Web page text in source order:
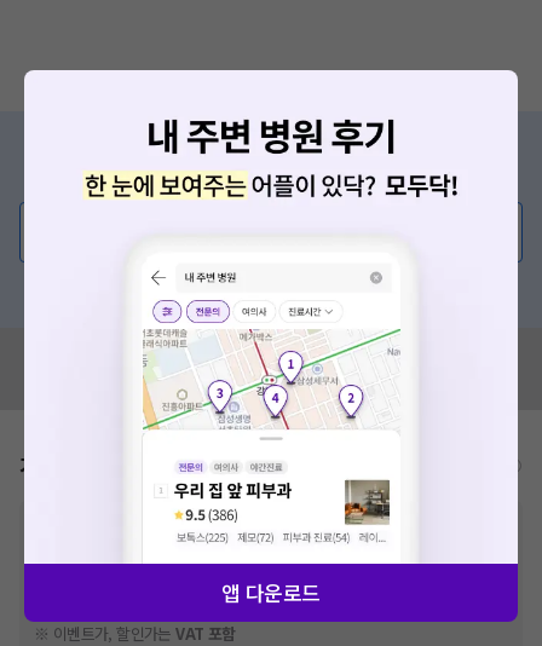
증상/치료, 궁금한 점이 있나요?
의사가 직접 답해드려요!
혹은, 의료상담 서비스에 다양한 게시글 보러가기
혹시 잘못된 병원정보가 있나요?
모두닥 팀에 알려주세요!
가격표
비급여 항목의 경우,추가비용 등으로 실제 가격과 상이할 수 있으니, 정확
한 가격은 해당 의료기관에 직접 문의해주세요.
※급여 항목의 경우,건강보험심사평가원에 고지되어 있는 급여 진료 기준 가
격입니다. (진료와 연관된 복합적인 비용이 추가되어, 병원마다 금액이 다르게
산정될 수 있는 점 참고 바랍니다.)
※ 이벤트가, 할인가는VAT 포함
앱 다운로드